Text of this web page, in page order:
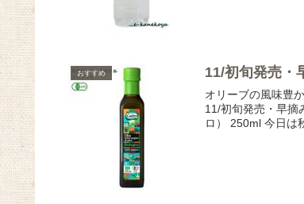
おすすめ 11/初旬発売・
オリーブの風味豊
11/初旬発売・早摘
ロ） 250ml 今日は